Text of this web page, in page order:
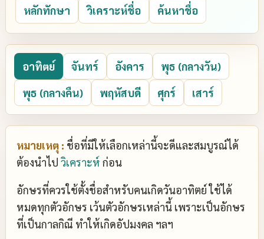
หลักทักษา วิเคราะห์ชื่อ ค้นหาชื่อ
อาทิตย์ จันทร์ อังคาร
พุธ (กลางวัน)
พุธ (กลางคืน)
พฤหัสบดี ศุกร์ เสาร์
หมายเหตุ : ชื่อที่มีให้เลือกเหล่านี้จะดีและสมบูรณ์ได้
ต้องนำไป วิเคราะห์ ก่อน
อักษรที่ควรใช้ตั้งชื่อสำหรับคนเกิดวันอาทิตย์ ใช้ได้
หมดทุกตัวอักษร เว้นตัวอักษรเหล่านี้ เพราะเป็นอักษร
ที่เป็นกาลกิณี ทำให้เกิดอัปมงคล ฯลฯ